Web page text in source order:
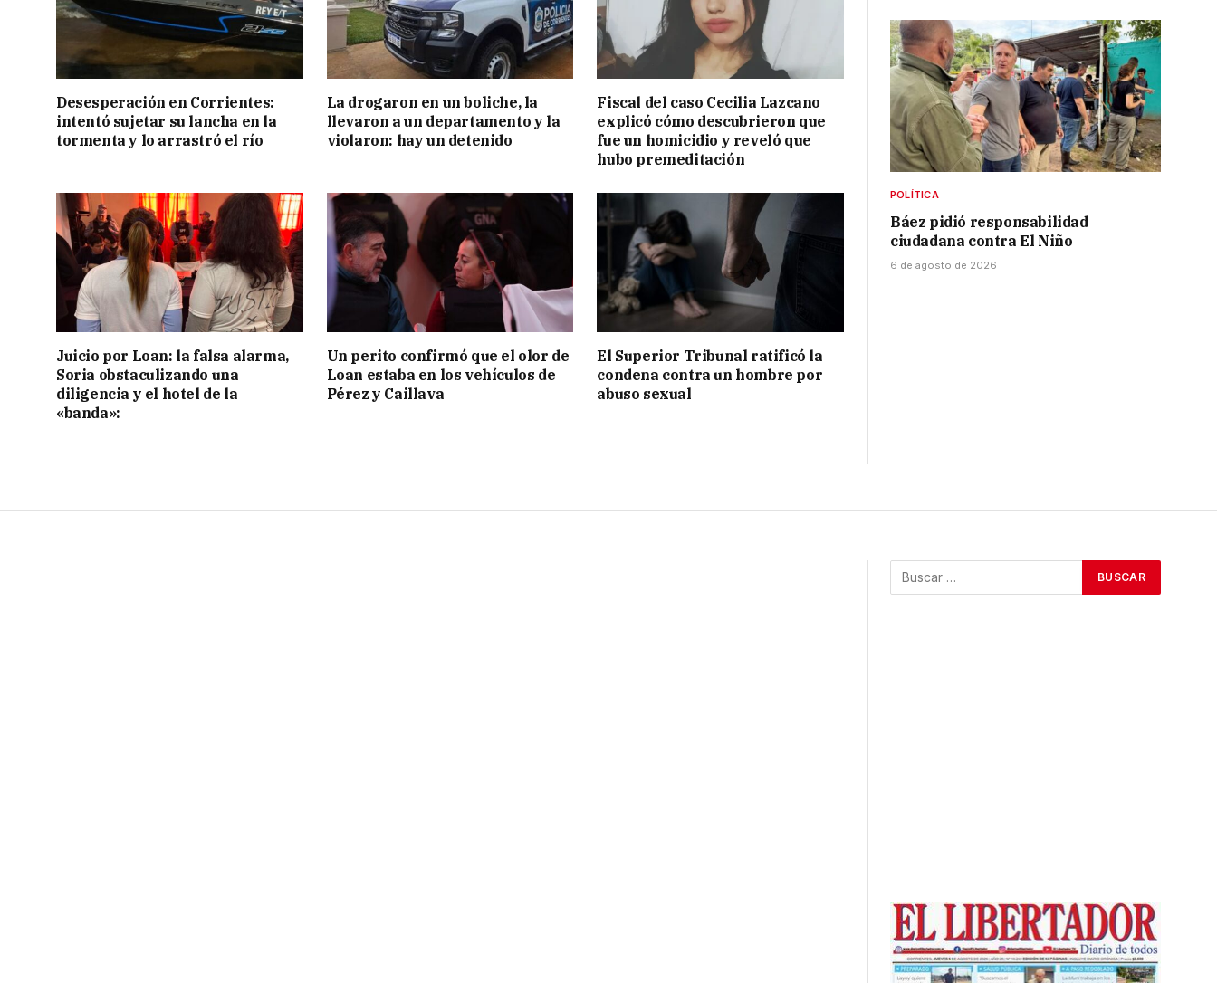
Desesperación en Corrientes:
intentó sujetar su lancha en la
tormenta y lo arrastró el río
La drogaron en un boliche, la
llevaron a un departamento y la
violaron: hay un detenido
Fiscal del caso Cecilia Lazcano
explicó cómo descubrieron que
fue un homicidio y reveló que
hubo premeditación
Juicio por Loan: la falsa alarma,
Soria obstaculizando una
diligencia y el hotel de la
«banda»:
Un perito confirmó que el olor de
Loan estaba en los vehículos de
Pérez y Caillava
El Superior Tribunal ratificó la
condena contra un hombre por
abuso sexual
POLÍTICA
Báez pidió responsabilidad
ciudadana contra El Niño
6 de agosto de 2026